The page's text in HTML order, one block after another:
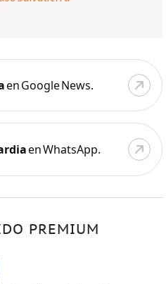
en Google News.
en WhatsApp.
PREMIUM